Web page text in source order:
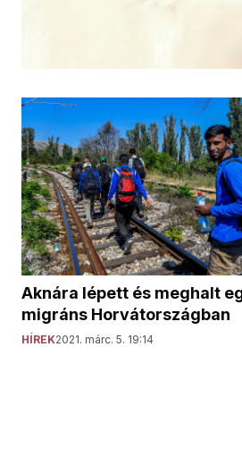
Aknára lépett és meghalt
migráns Horvátországban
HÍREK2021. márc. 5. 19:14